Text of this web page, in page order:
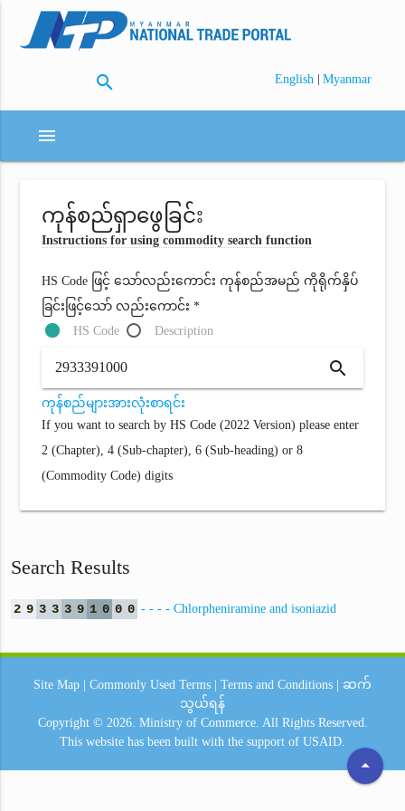
search English | Myanmar
menu
ကုန်စည်ရှာဖွေခြင်း
Instructions for using commodity search function
HS Code ဖြင့် သော်လည်းကောင်း ကုန်စည်အမည် ကိုရိုက်နှိပ်
ခြင်းဖြင့်သော် လည်းကောင်း *
HS Code
Description
search
ကုန်စည်များအားလုံးစာရင်း
If you want to search by HS Code (2022 Version) please enter
2 (Chapter), 4 (Sub-chapter), 6 (Sub-heading) or 8
(Commodity Code) digits
Search Results
2 9 3 3 3 9 1 0 0 0 - - - - Chlorpheniramine and isoniazid
arrow_drop_up
Site Map Commonly Used Terms Terms and Conditions
ဆက်
သွယ်ရန်
Copyright © 2026. Ministry of Commerce. All Rights Reserved.
This website has been built with the support of USAID.